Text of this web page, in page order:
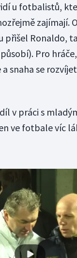
u fotbalistů,
zajímají.
přišel Ronaldo,
Pro
snaha se
v práci s
ve fotbale víc